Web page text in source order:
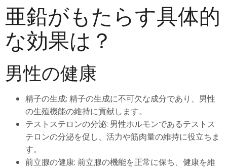
亜鉛がもたらす具体的
な効果は？
男性の健康
精子の生成: 精子の生成に不可欠な成分であり、男性
の生殖機能の維持に貢献します。
テストステロンの分泌: 男性ホルモンであるテストス
テロンの分泌を促し、活力や筋肉量の維持に役立ちま
す。
前立腺の健康: 前立腺の機能を正常に保ち、健康を維